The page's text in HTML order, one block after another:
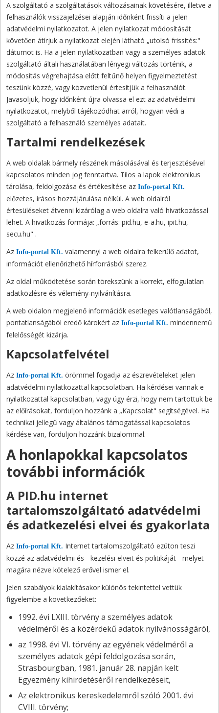
A szolgáltató a szolgáltatások változásainak követésére, illetve a
felhasználók visszajelzései alapján időnként frissíti a jelen
adatvédelmi nyilatkozatot. A jelen nyilatkozat módosítását
követően átírjuk a nyilatkozat elején látható „utolsó frissítés:"
dátumot is. Ha a jelen nyilatkozatban vagy a személyes adatok
szolgáltató általi használatában lényegi változás történik, a
módosítás végrehajtása előtt feltűnő helyen figyelmeztetést
teszünk közzé, vagy közvetlenül értesítjük a felhasználót.
Javasoljuk, hogy időnként újra olvassa el ezt az adatvédelmi
nyilatkozatot, melyből tájékozódhat arról, hogyan védi a
szolgáltató a felhasználó személyes adatait.
Tartalmi rendelkezések
A web oldalak bármely részének másolásával és terjesztésével
kapcsolatos minden jog fenntartva. Tilos a lapok elektronikus
tárolása, feldolgozása és értékesítése az Info-portal Kft.
előzetes, írásos hozzájárulása nélkül. A web oldalról
értesüléseket átvenni kizárólag a web oldalra való hivatkozással
lehet. A hivatkozás formája: „forrás: pid.hu, e-a.hu, ipit.hu,
secu.hu" .
Az Info-portal Kft. valamennyi a web oldalra felkerülő adatot,
információt ellenőrizhető hírforrásból szerez.
Az oldal működtetése során törekszünk a korrekt, elfogulatlan
adatközlésre és vélemény-nyilvánításra.
A web oldalon megjelenő információk esetleges valótlanságából,
pontatlanságából eredő károkért az Info-portal Kft. mindennemű
felelősségét kizárja.
Kapcsolatfelvétel
Az Info-portal Kft. örömmel fogadja az észrevételeket jelen
adatvédelmi nyilatkozattal kapcsolatban. Ha kérdései vannak e
nyilatkozattal kapcsolatban, vagy úgy érzi, hogy nem tartottuk be
az előírásokat, forduljon hozzánk a „Kapcsolat" segítségével. Ha
technikai jellegű vagy általános támogatással kapcsolatos
kérdése van, forduljon hozzánk bizalommal.
A honlapokkal kapcsolatos
további információk
A PID.hu internet
tartalomszolgáltató adatvédelmi
és adatkezelési elvei és gyakorlata
Az Info-portal Kft. Internet tartalomszolgáltató ezúton teszi
közzé az adatvédelmi és - kezelési elveit és politikáját - melyet
magára nézve kötelező erővel ismer el.
Jelen szabályok kialakításakor különös tekintettel vettük
figyelembe a következőeket:
1992. évi LXIII. törvény a személyes adatok
védelméről és a közérdekű adatok nyilvánosságáról,
az 1998. évi VI. törvény az egyének védelméről a
személyes adatok gépi feldolgozása során,
Strasbourgban, 1981. január 28. napján kelt
Egyezmény kihirdetéséről rendelkezéseit,
Az elektronikus kereskedelemről szóló 2001. évi
CVIII. törvény;